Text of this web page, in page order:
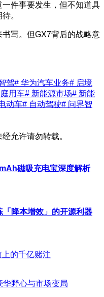
件事要发生，但不知道具
。
写。但GX7背后的战略意
驾# 华为汽车业务# 启境
用车# 新能源市场# 新能
动车# 自动驾驶# 问界智
允许请勿转载。
磁吸充电宝深度解析
降本增效」的开源利器
的千亿赌注
野心与市场变局